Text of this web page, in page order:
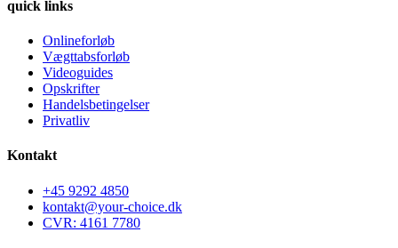
quick links
Onlineforløb
Vægttabsforløb
Videoguides
Opskrifter
Handelsbetingelser
Privatliv
Kontakt
+45 9292 4850
kontakt@your-choice.dk
CVR: 4161 7780